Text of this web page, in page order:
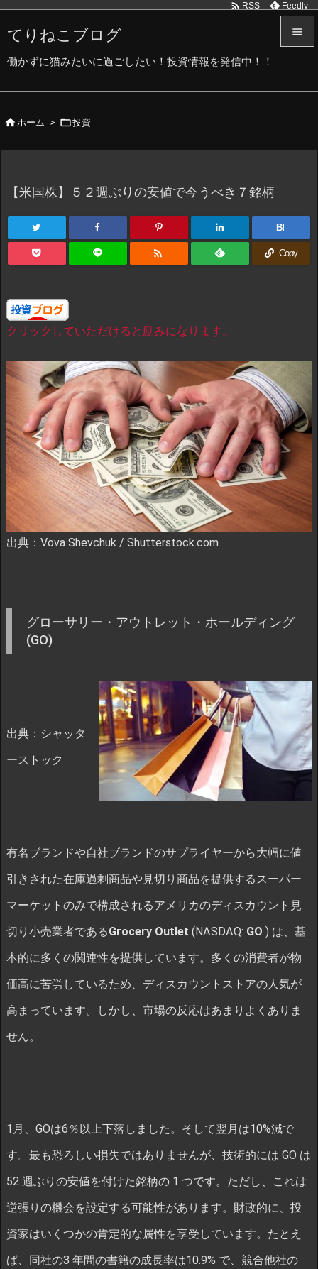
てりねこブログ
働かずに猫みたいに過ごしたい！投資情報を発信中！！

前へ
 RSS Feedly
ホーム > 投資
【米国株】５２週ぶりの安値で今うべき７銘柄
B!
 Copy
クリックしていただけると励みになります。
出典：Vova Shevchuk / Shutterstock.com
グローサリー・アウトレット・ホールディング
(GO)
出典：シャッタ
ーストック
有名ブランドや自社ブランドのサプライヤーから大幅に値
引きされた在庫過剰商品や見切り商品を提供するスーパー
マーケットのみで構成されるアメリカのディスカウント見
切り小売業者であるGrocery Outlet (NASDAQ: GO ) は、基
本的に多くの関連性を提供しています。多くの消費者が物
価高に苦労しているため、ディスカウントストアの人気が
高まっています。しかし、市場の反応はあまりよくありま
せん。
1月、GOは6％以上下落しました。そして翌月は10%減で
す。最も恐ろしい損失ではありませんが、技術的には GO は
52 週ぶりの安値を付けた銘柄の 1 つです。ただし、これは
逆張りの機会を設定する可能性があります。財政的に、投
資家はいくつかの肯定的な属性を享受しています。たとえ
ば、同社の3 年間の書籍の成長率は10.9% で、競合他社の